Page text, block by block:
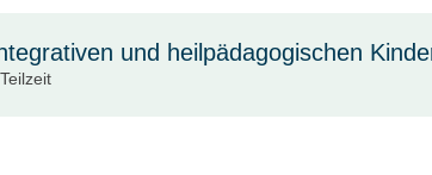
und heilpädagogischen